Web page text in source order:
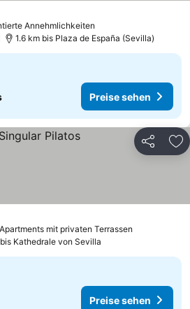
Annehmlichkeiten
1.6 km bis Plaza de España (Sevilla)
Preise sehen
Teilen
Apartments mit privaten Terrassen
sehen
Kathedrale von Sevilla
Preise sehen